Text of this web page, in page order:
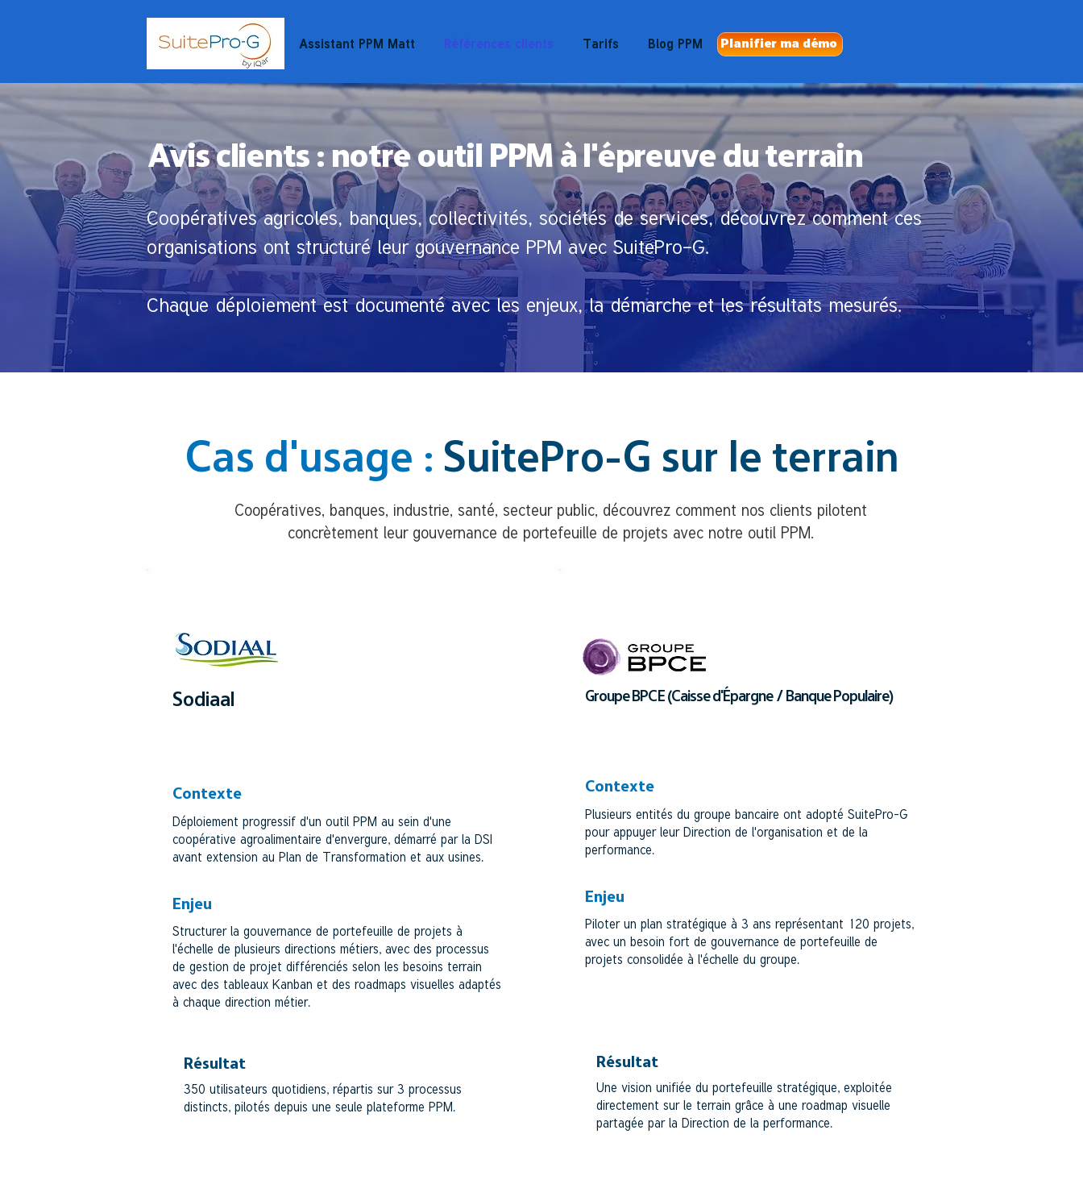
Assistant PPM Matt Références clients Tarifs Blog PPM Planifier ma démo
Avis clients : notre outil PPM à l'épreuve du terrain
Coopératives agricoles, banques, collectivités, sociétés de services, découvrez comment ces
organisations ont structuré leur gouvernance PPM avec SuitePro-G.
Chaque déploiement est documenté avec les enjeux, la démarche et les résultats mesurés.
Cas d'usage : SuitePro-G sur le terrain
Coopératives, banques, industrie, santé, secteur public, découvrez comment nos clients pilotent
concrètement leur gouvernance de portefeuille de projets avec notre outil PPM.
Sodiaal
Contexte
Déploiement progressif d'un outil PPM au sein d'une
coopérative agroalimentaire d'envergure, démarré par la DSI
avant extension au Plan de Transformation et aux usines.
Enjeu
Structurer la gouvernance de portefeuille de projets à
l'échelle de plusieurs directions métiers, avec des processus
de gestion de projet différenciés selon les besoins terrain
avec des tableaux Kanban et des roadmaps visuelles adaptés
à chaque direction métier.
Résultat
350 utilisateurs quotidiens, répartis sur 3 processus
distincts, pilotés depuis une seule plateforme PPM.
Groupe BPCE (Caisse d'Épargne / Banque Populaire)
Contexte
Plusieurs entités du groupe bancaire ont adopté SuitePro-G
pour appuyer leur Direction de l'organisation et de la
performance.
Enjeu
Piloter un plan stratégique à 3 ans représentant 120 projets,
avec un besoin fort de gouvernance de portefeuille de
projets consolidée à l'échelle du groupe.
Résultat
Une vision unifiée du portefeuille stratégique, exploitée
directement sur le terrain grâce à une roadmap visuelle
partagée par la Direction de la performance.